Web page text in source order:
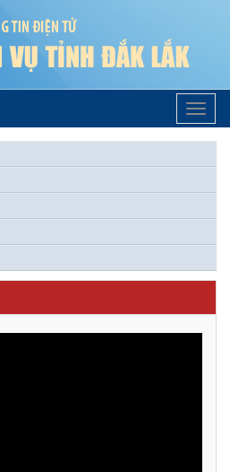
Trang
Chủ